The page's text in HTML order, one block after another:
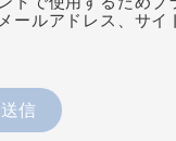
ールアドレス、サイ